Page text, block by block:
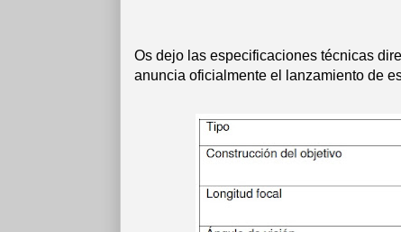
Os dejo las especificaciones técnicas
anuncia oficialmente el lanzamiento de